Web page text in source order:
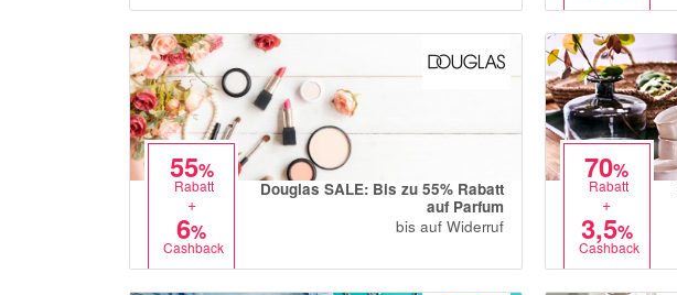
55%
Rabatt
+
6%
Cashback
Douglas SALE: Bis zu 55% Rabatt
auf Parfum
bis auf Widerruf
70%
Rabatt
+
3,5%
Cashback